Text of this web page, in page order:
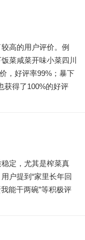
高的用户评价。例
菜咸菜开味小菜四川
，好评率99%；暴下
获得了100%的好评
定，尤其是榨菜真
户提到“家里长年回
能干两碗”等积极评